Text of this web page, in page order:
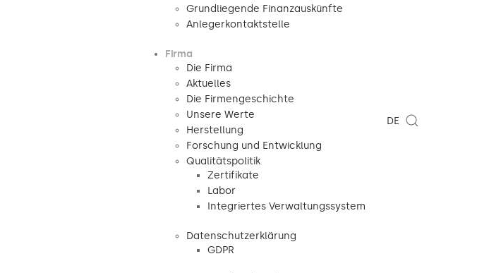
Grundliegende Finanzauskünfte
Anlegerkontaktstelle
Firma
Die Firma
Aktuelles
Die Firmengeschichte
Unsere Werte
Herstellung
Forschung und Entwicklung
Qualitätspolitik
Zertifikate
Labor
Integriertes Verwaltungssystem
Datenschutzerklärung
GDPR
DE